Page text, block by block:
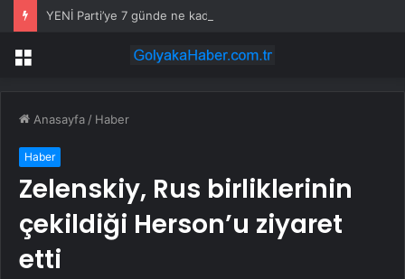
Menü
Anasayfa / Haber
Haber
Zelenskiy, Rus birliklerinin
çekildiği Herson’u ziyaret
etti